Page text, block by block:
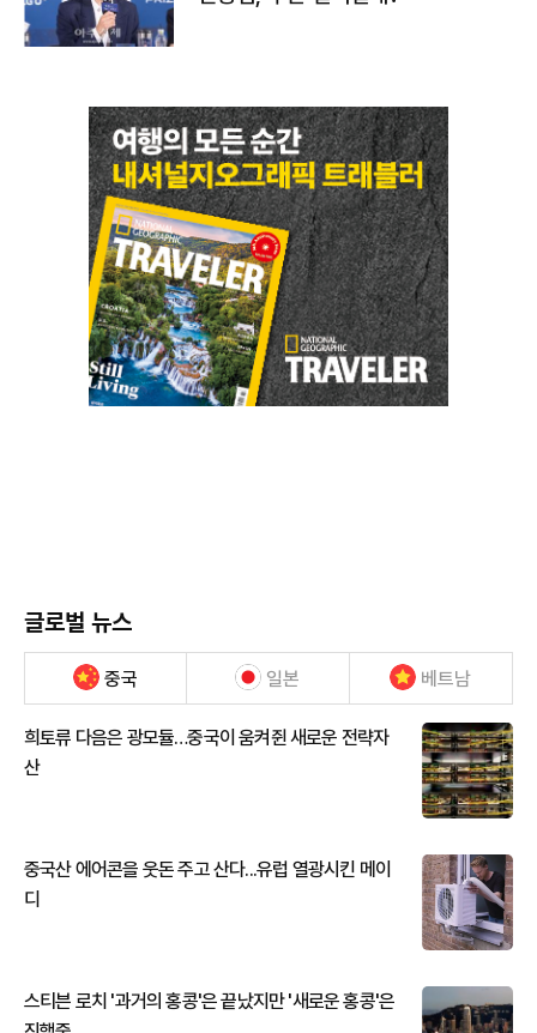
글로벌 뉴스
중국 일본 베트남
희토류 다음은 광모듈…중국이 움켜쥔 새로운 전략자
산
중국산 에어콘을 웃돈 주고 산다...유럽 열광시킨 메이
디
스티븐 로치 '과거의 홍콩'은 끝났지만 '새로운 홍콩'은